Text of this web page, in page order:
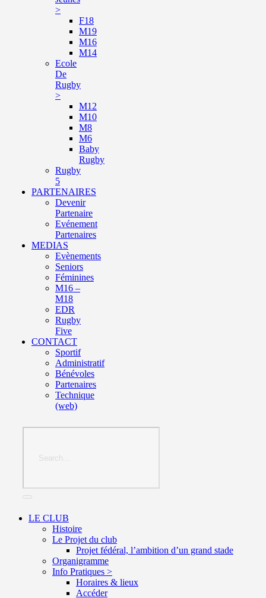
>
F18
M19
M16
M14
Ecole
De
Rugby
>
M12
M10
M8
M6
Baby
Rugby
Rugby
5
PARTENAIRES
Devenir
Partenaire
Evénement
Partenaires
MEDIAS
Evènements
Seniors
Féminines
M16 –
M18
EDR
Rugby
Five
CONTACT
Sportif
Administratif
Bénévoles
Partenaires
Technique
(web)
LE CLUB
Histoire
Le Projet du club
Projet fédéral, l’ambition d’un grand stade
Organigramme
Info Pratiques >
Horaires & lieux
Accéder